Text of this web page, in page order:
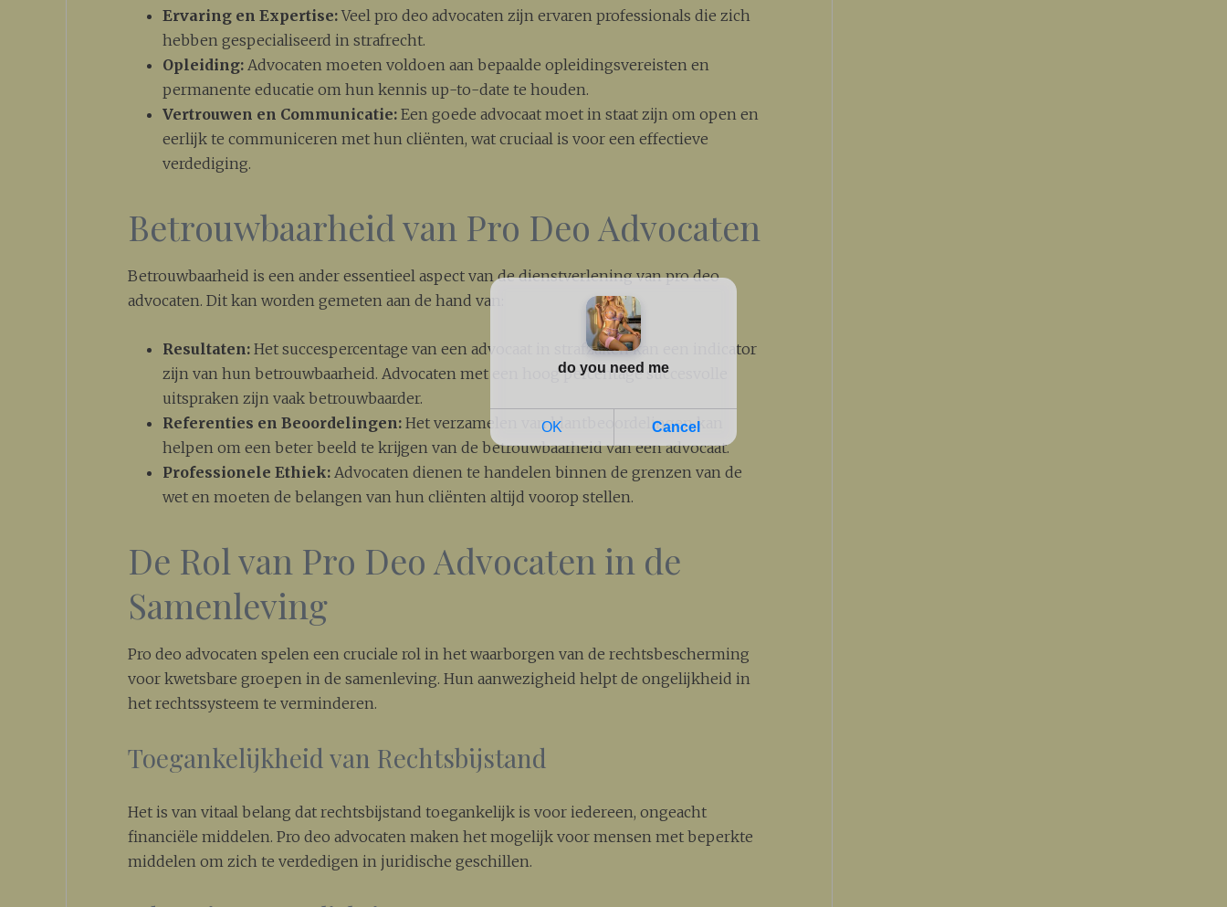
Ervaring en Expertise:Veel pro deo advocaten zijn ervaren professionals die zich
hebben gespecialiseerd in strafrecht.
Opleiding: Advocaten moeten voldoen aan bepaalde opleidingsvereisten en
permanente educatie om hun kennis up-to-date te houden.
Vertrouwen en Communicatie: Een goede advocaat moet in staat zijn om open en
eerlijk te communiceren met hun cliënten, wat cruciaal is voor een effectieve
verdediging.
Betrouwbaarheid van Pro Deo Advocaten
Betrouwbaarheid is een ander essentieel aspect van de dienstverlening van pro deo
advocaten. Dit kan worden gemeten aan de hand van:
Resultaten: Het succespercentage van een advocaat in strafzaken kan een indicator
zijn van hun betrouwbaarheid. Advocaten met een hoog percentage succesvolle
uitspraken zijn vaak betrouwbaarder.
Referenties en Beoordelingen: Het verzamelen van klantbeoordelingen kan
helpen om een beter beeld te krijgen van de betrouwbaarheid van een advocaat.
Professionele Ethiek: Advocaten dienen te handelen binnen de grenzen van de
wet en moeten de belangen van hun cliënten altijd voorop stellen.
De Rol van Pro Deo Advocaten in de
Samenleving
Pro deo advocaten spelen een cruciale rol in het waarborgen van de rechtsbescherming
voor kwetsbare groepen in de samenleving. Hun aanwezigheid helpt de ongelijkheid in
het rechtssysteem te verminderen.
Toegankelijkheid van Rechtsbijstand
Het is van vitaal belang dat rechtsbijstand toegankelijk is voor iedereen, ongeacht
financiële middelen. Pro deo advocaten maken het mogelijk voor mensen met beperkte
middelen om zich te verdedigen in juridische geschillen.